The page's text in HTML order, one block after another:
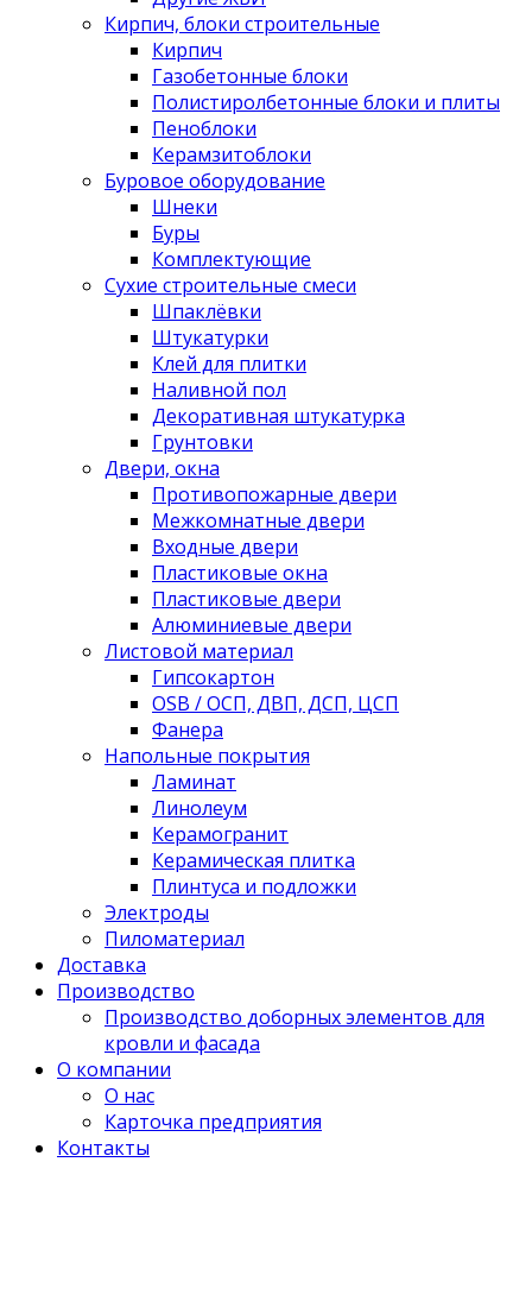
Кирпич, блоки строительные
Кирпич
Газобетонные блоки
Полистиролбетонные блоки и плиты
Пеноблоки
Керамзитоблоки
Буровое оборудование
Шнеки
Буры
Комплектующие
Сухие строительные смеси
Шпаклёвки
Штукатурки
Клей для плитки
Наливной пол
Декоративная штукатурка
Грунтовки
Двери, окна
Противопожарные двери
Межкомнатные двери
Входные двери
Пластиковые окна
Пластиковые двери
Алюминиевые двери
Листовой материал
Гипсокартон
OSB / ОСП, ДВП, ДСП, ЦСП
Фанера
Напольные покрытия
Ламинат
Линолеум
Керамогранит
Керамическая плитка
Плинтуса и подложки
Электроды
Пиломатериал
Доставка
Производство
Производство доборных элементов для
кровли и фасада
О компании
О нас
Карточка предприятия
Контакты